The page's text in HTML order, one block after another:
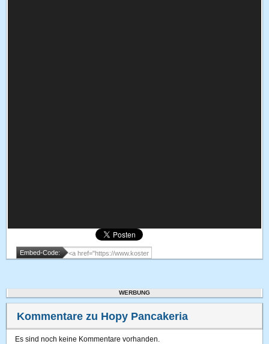
Embed-Code:
WERBUNG
Kommentare zu Hopy Pancakeria
Es sind noch keine Kommentare vorhanden.